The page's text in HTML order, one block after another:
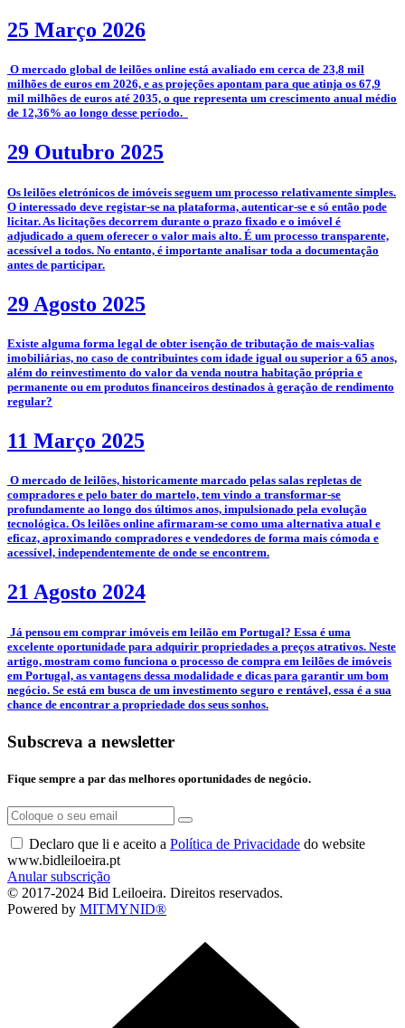
25 Março 2026
­­ O mercado global de leilões online está avaliado em cerca de 23,8 mil
milhões de euros em 2026, e as projeções apontam para que atinja os 67,9
mil milhões de euros até 2035, o que representa um crescimento anual médio
de 12,36% ao longo desse período.
29 Outubro 2025
­­Os leilões eletrónicos de imóveis seguem um processo relativamente simples.
O interessado deve registar-se na plataforma, autenticar-se e só então pode
licitar. As licitações decorrem durante o prazo fixado e o imóvel é
adjudicado a quem oferecer o valor mais alto. É um processo transparente,
acessível a todos. No entanto, é importante analisar toda a documentação
antes de participar.
29 Agosto 2025
­Existe alguma forma legal de obter isenção de tributação de mais-valias
imobiliárias, no caso de contribuintes com idade igual ou superior a 65 anos,
além do reinvestimento do valor da venda noutra habitação própria e
permanente ou em produtos financeiros destinados à geração de rendimento
regular?
11 Março 2025
­­­­ O mercado de leilões, historicamente marcado pelas salas repletas de
compradores e pelo bater do martelo, tem vindo a transformar-se
profundamente ao longo dos últimos anos, impulsionado pela evolução
tecnológica. Os leilões online afirmaram-se como uma alternativa atual e
eficaz, aproximando compradores e vendedores de forma mais cómoda e
acessível, independentemente de onde se encontrem.
21 Agosto 2024
­ Já pensou em comprar imóveis em leilão em Portugal? Essa é uma
excelente oportunidade para adquirir propriedades a preços atrativos. Neste
artigo, mostram como funciona o processo de compra em leilões de imóveis
em Portugal, as vantagens dessa modalidade e dicas para garantir um bom
negócio. Se está em busca de um investimento seguro e rentável, essa é a sua
chance de encontrar a propriedade dos seus sonhos.
Subscreva a newsletter
Fique sempre a par das melhores oportunidades de negócio.
Declaro que li e aceito a Política de Privacidade do website
www.bidleiloeira.pt
Anular subscrição
© 2017-2024 Bid Leiloeira. Direitos reservados.
Powered by MITMYNID®